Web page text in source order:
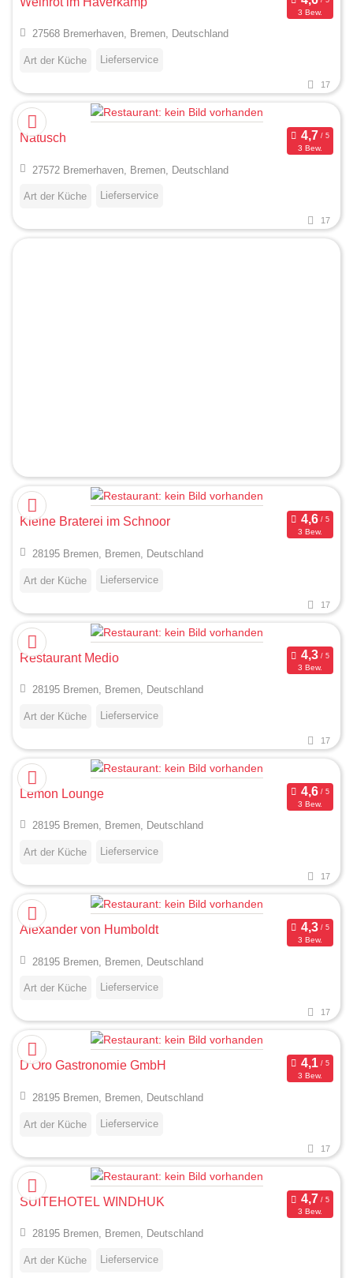
3 Bew.
27568 Bremerhaven, Bremen, Deutschland
Art der Küche Lieferservice
17
Natusch
3 Bew.
27572 Bremerhaven, Bremen, Deutschland
Art der Küche Lieferservice
17
Kleine Braterei im Schnoor
3 Bew.
28195 Bremen, Bremen, Deutschland
Art der Küche Lieferservice
17
Restaurant Medio
3 Bew.
28195 Bremen, Bremen, Deutschland
Art der Küche Lieferservice
17
Lemon Lounge
3 Bew.
28195 Bremen, Bremen, Deutschland
Art der Küche Lieferservice
17
Alexander von Humboldt
3 Bew.
28195 Bremen, Bremen, Deutschland
Art der Küche Lieferservice
17
D'Oro Gastronomie GmbH
3 Bew.
28195 Bremen, Bremen, Deutschland
Art der Küche Lieferservice
17
SUITEHOTEL WINDHUK
3 Bew.
28195 Bremen, Bremen, Deutschland
Art der Küche Lieferservice